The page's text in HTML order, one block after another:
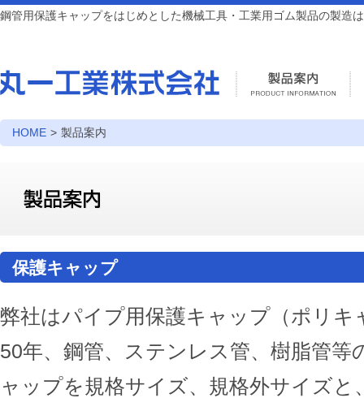
鋼管用保護キャップをはじめとした機械工具・工業用ゴム製品の製造
HOME > 製品案内
保護キャップ
弊社はパイプ用保護キャップ（ポリ
50年、鋼管、ステンレス管、樹脂管等
ャップを規格サイズ、規格外サイズ